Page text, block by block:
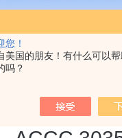
您！
美国的朋友！有什么可以帮
吗？
30352 紫红曲霉